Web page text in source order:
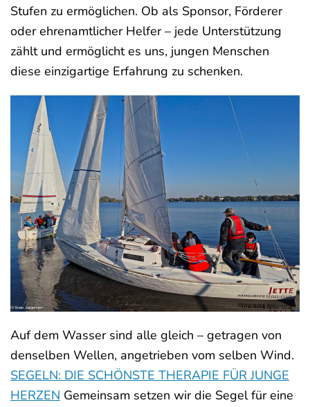
Stufen zu ermöglichen. Ob als Sponsor, Förderer
oder ehrenamtlicher Helfer – jede Unterstützung
zählt und ermöglicht es uns, jungen Menschen
diese einzigartige Erfahrung zu schenken.
Auf dem Wasser sind alle gleich – getragen von
denselben Wellen, angetrieben vom selben Wind.
SEGELN: DIE SCHÖNSTE THERAPIE FÜR JUNGE
HERZEN Gemeinsam setzen wir die Segel für eine